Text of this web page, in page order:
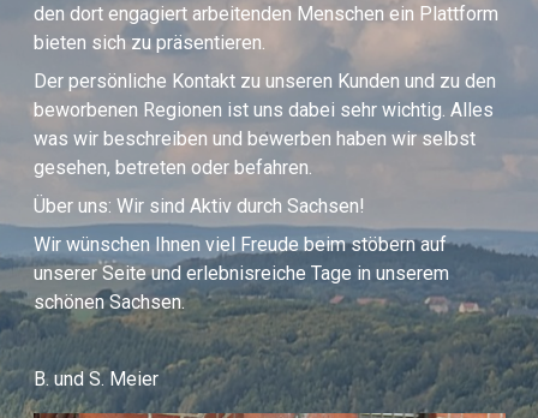
den dort engagiert arbeitenden Menschen ein Plattform
bieten sich zu präsentieren.
Der persönliche Kontakt zu unseren Kunden und zu den
beworbenen Regionen ist uns dabei sehr wichtig. Alles
was wir beschreiben und bewerben haben wir selbst
gesehen, betreten oder befahren.
Über uns: Wir sind Aktiv durch Sachsen!
Wir wünschen Ihnen viel Freude beim stöbern auf
unserer Seite und erlebnisreiche Tage in unserem
schönen Sachsen.
B. und S. Meier